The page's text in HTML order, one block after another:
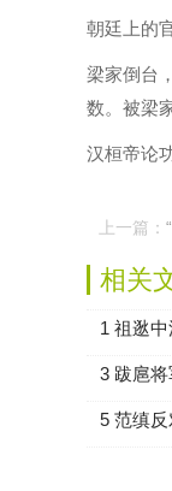
朝廷上的
梁家倒台
数。被梁
汉桓帝论
上一篇：
相关
1 祖逖
3 跋扈
5 范缜